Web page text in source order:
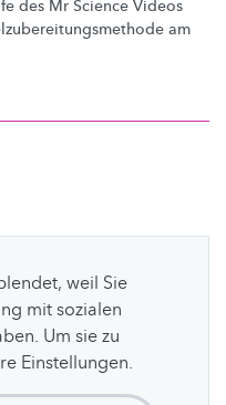
des Mr Science Videos
am
weil Sie
mit sozialen
Um sie zu
Einstellungen.